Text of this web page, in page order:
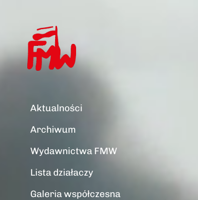
Aktualności
Archiwum
Wydawnictwa FMW
Lista działaczy
Galeria współczesna